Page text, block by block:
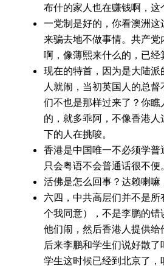
布什的家人也在赚钱啊，这
一党制是好的，你看澳洲
来骗去地不做事情。共产党
啊，像薄熙来什么的，已经
现在的特首，因为是大陆
人就闹，当初英国人的总
们不也是那样过来了？你瞧
的，就多乖阿，不像香港人
下的人在挑唆。
香港是中国唯一不必须学
只会粤语不会普通话很不便
活佛是怎么回事？达赖喇嘛
六四，中共高层们并不是
个我同意），不是李鹏的
他们闹，然后香港人提供给
后来李鹏和学生们说好散
学生这时候已经到北京了